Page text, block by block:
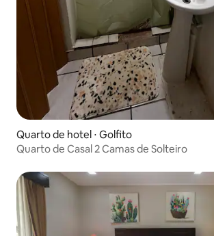
Quarto de hotel ⋅ Golfito
Quarto de Casal 2 Camas de Solteiro